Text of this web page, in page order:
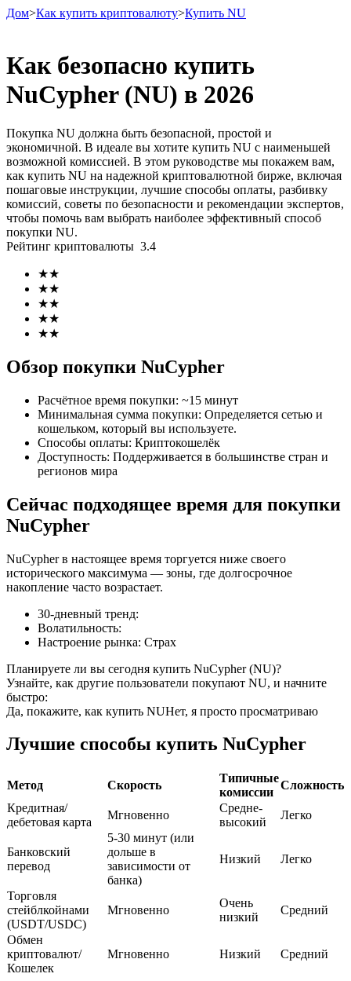
Фьючерсы
USDT-фьючерсы
Фьючерсы с использованием USDT в качестве
обеспечения
Фьючерсы на COIN-M
Криптовалютные фьючерсы
TradFi
Деривативы на акции, форекс, драгоценные металлы и
сырьевые товары
USDC фьючерсы
Копирование торговли
Присоединяйтесь к лучшим трейдерам
Дом>Как купить криптовалюту>Купить NU
Как безопасно купить
NuCypher (NU) в 2026
Покупка NU должна быть безопасной, простой и
экономичной. В идеале вы хотите купить NU с наименьшей
возможной комиссией. В этом руководстве мы покажем вам,
как купить NU на надежной криптовалютной бирже, включая
пошаговые инструкции, лучшие способы оплаты, разбивку
комиссий, советы по безопасности и рекомендации экспертов,
чтобы помочь вам выбрать наиболее эффективный способ
покупки NU.
Рейтинг криптовалюты 3.4
★★
★★
★★
★★
★★
Обзор покупки NuCypher
Расчётное время покупки: ~15 минут
Минимальная сумма покупки: Определяется сетью и
кошельком, который вы используете.
Способы оплаты: Криптокошелёк
Доступность: Поддерживается в большинстве стран и
регионов мира
Сейчас подходящее время для покупки
NuCypher
NuCypher в настоящее время торгуется ниже своего
исторического максимума — зоны, где долгосрочное
накопление часто возрастает.
30-дневный тренд:
Волатильность:
Настроение рынка: Страх
Планируете ли вы сегодня купить NuCypher (NU)?
Узнайте, как другие пользователи покупают NU, и начните
быстро:
Да, покажите, как купить NUНет, я просто просматриваю
Лучшие способы купить NuCypher
Метод Скорость
Типичные
комиссии
Сложность
Кредитная/
дебетовая карта
Мгновенно
Средне-
высокий
Легко
Банковский
перевод
5-30 минут (или
дольше в
зависимости от
банка)
Низкий Легко
Торговля
стейблкойнами
(USDT/USDC)
Мгновенно
Очень
низкий
Средний
Обмен
криптовалют/
Кошелек
Мгновенно Низкий Средний